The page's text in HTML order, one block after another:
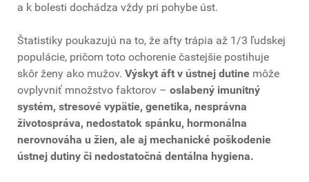
a k bolesti dochádza vždy pri pohybe úst.
Štatistiky poukazujú na to, že afty trápia až 1/3 ľudskej
populácie, pričom toto ochorenie častejšie postihuje
skôr ženy ako mužov. Výskyt áft v ústnej dutine môže
ovplyvniť množstvo faktorov – oslabený imunitný
systém, stresové vypätie, genetika, nesprávna
životospráva, nedostatok spánku, hormonálna
nerovnováha u žien, ale aj mechanické poškodenie
ústnej dutiny či nedostatočná dentálna hygiena.